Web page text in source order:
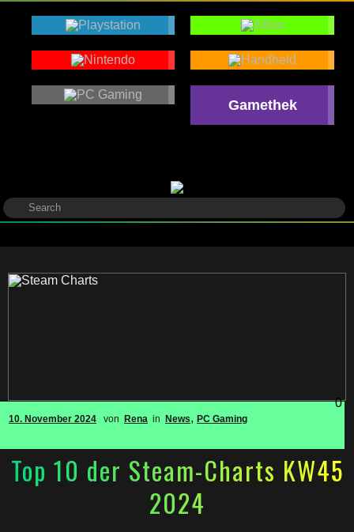
Gamethek
10. November 2024 von Rena in News, PC Gaming
0
Top 10 der Steam-Charts KW45
2024